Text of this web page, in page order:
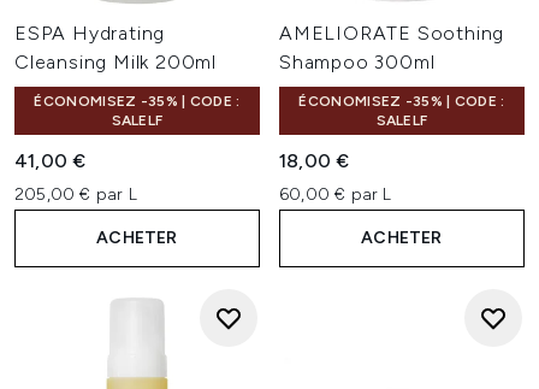
ESPA Hydrating
Cleansing Milk 200ml
ÉCONOMISEZ -35% | CODE :
SALELF
41,00 €
205,00 € par L
ACHETER
AMELIORATE Soothing
Shampoo 300ml
ÉCONOMISEZ -35% | CODE :
SALELF
18,00 €
60,00 € par L
ACHETER